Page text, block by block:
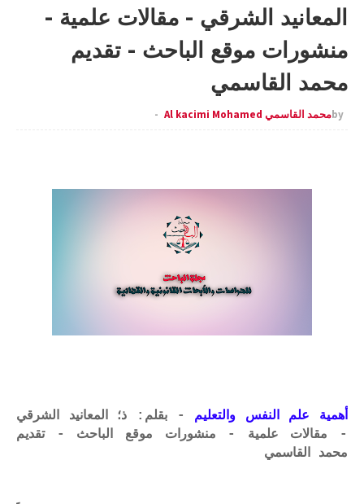
المعانيد الشرقي - مقالات علمية -
منشورات موقع الباحث - تقديم
محمد القاسمي
byمحمد القاسمي Al kacimi Mohamed
أهمية علم النفس والتعليم - بقلم: ذ؛ المعانيد الشرقي
- مقالات علمية - منشورات موقع الباحث - تقديم
محمد القاسمي